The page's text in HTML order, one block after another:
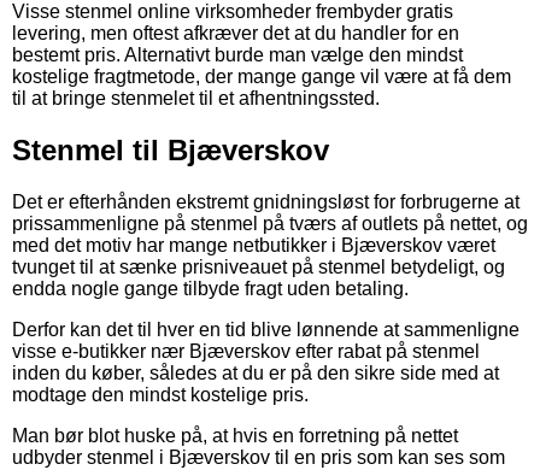
Visse stenmel online virksomheder frembyder gratis
levering, men oftest afkræver det at du handler for en
bestemt pris. Alternativt burde man vælge den mindst
kostelige fragtmetode, der mange gange vil være at få dem
til at bringe stenmelet til et afhentningssted.
Stenmel til Bjæverskov
Det er efterhånden ekstremt gnidningsløst for forbrugerne at
prissammenligne på stenmel på tværs af outlets på nettet, og
med det motiv har mange netbutikker i Bjæverskov været
tvunget til at sænke prisniveauet på stenmel betydeligt, og
endda nogle gange tilbyde fragt uden betaling.
Derfor kan det til hver en tid blive lønnende at sammenligne
visse e-butikker nær Bjæverskov efter rabat på stenmel
inden du køber, således at du er på den sikre side med at
modtage den mindst kostelige pris.
Man bør blot huske på, at hvis en forretning på nettet
udbyder stenmel i Bjæverskov til en pris som kan ses som